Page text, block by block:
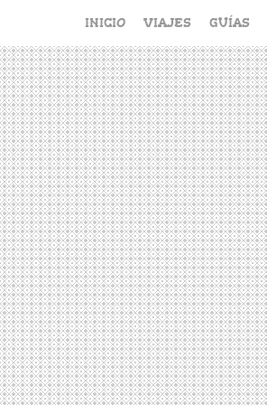
contenido
INICIO VIAJES GUÍAS